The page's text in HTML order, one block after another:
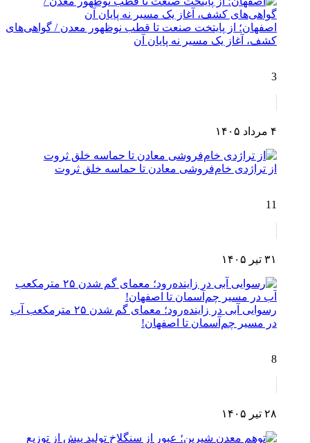
اصفهان؛ از پایتخت صنعت تا قطب نوظهور معدن / گواهی‌های
کشف، آغاز یک مسیر نه پایان آن
3
۴ مرداد ۱۴۰۵
از تراژدی خام‌فروشی معادن تا حماسه خلق ثروت
11
۳۱ تیر ۱۴۰۵
رسوایی آبی در زاینده‌رود؛ معمای گم شدن ۲۵ مترمکعب آب
در مسیر چم‌آسمان تا اصفهان!
8
۲۸ تیر ۱۴۰۵